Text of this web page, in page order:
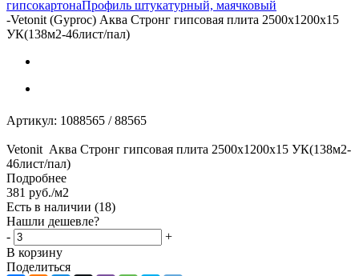
гипсокартонаПрофиль штукатурный, маячковый
-Vetonit (Gyproc) Аква Стронг гипсовая плита 2500x1200x15
УК(138м2-46лист/пал)
Артикул: 1088565 / 88565
Vetonit Аква Стронг гипсовая плита 2500x1200x15 УК(138м2-
46лист/пал)
Подробнее
381 руб./м2
Есть в наличии (18)
Нашли дешевле?
-
+
В корзину
Поделиться